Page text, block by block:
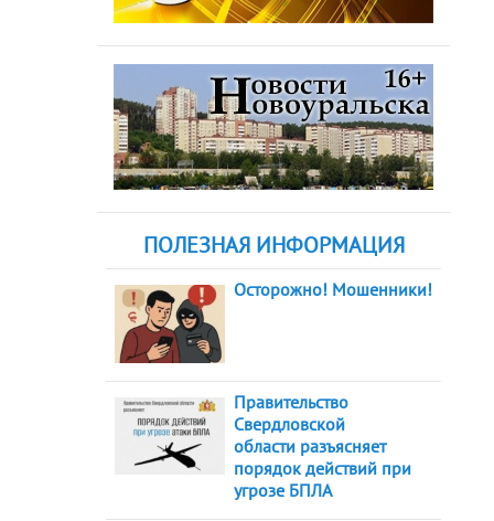
ПОЛЕЗНАЯ ИНФОРМАЦИЯ
Осторожно! Мошенники!
Правительство
Свердловской
области разъясняет
порядок действий при
угрозе БПЛА